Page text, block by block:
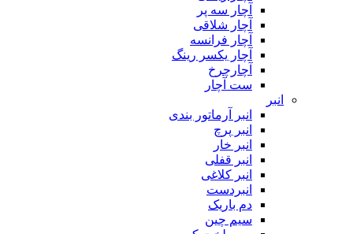
آچار سه پر
آچار شلاقی
آچار فرانسه
آچار یکسر رینگ
آچارچرخ
ست آچار
انبر
انبر آرماتور بندی
انبر پرچ
انبر خار
انبر قفلی
انبر کلاغی
انبردست
دم باریک
سیم چین